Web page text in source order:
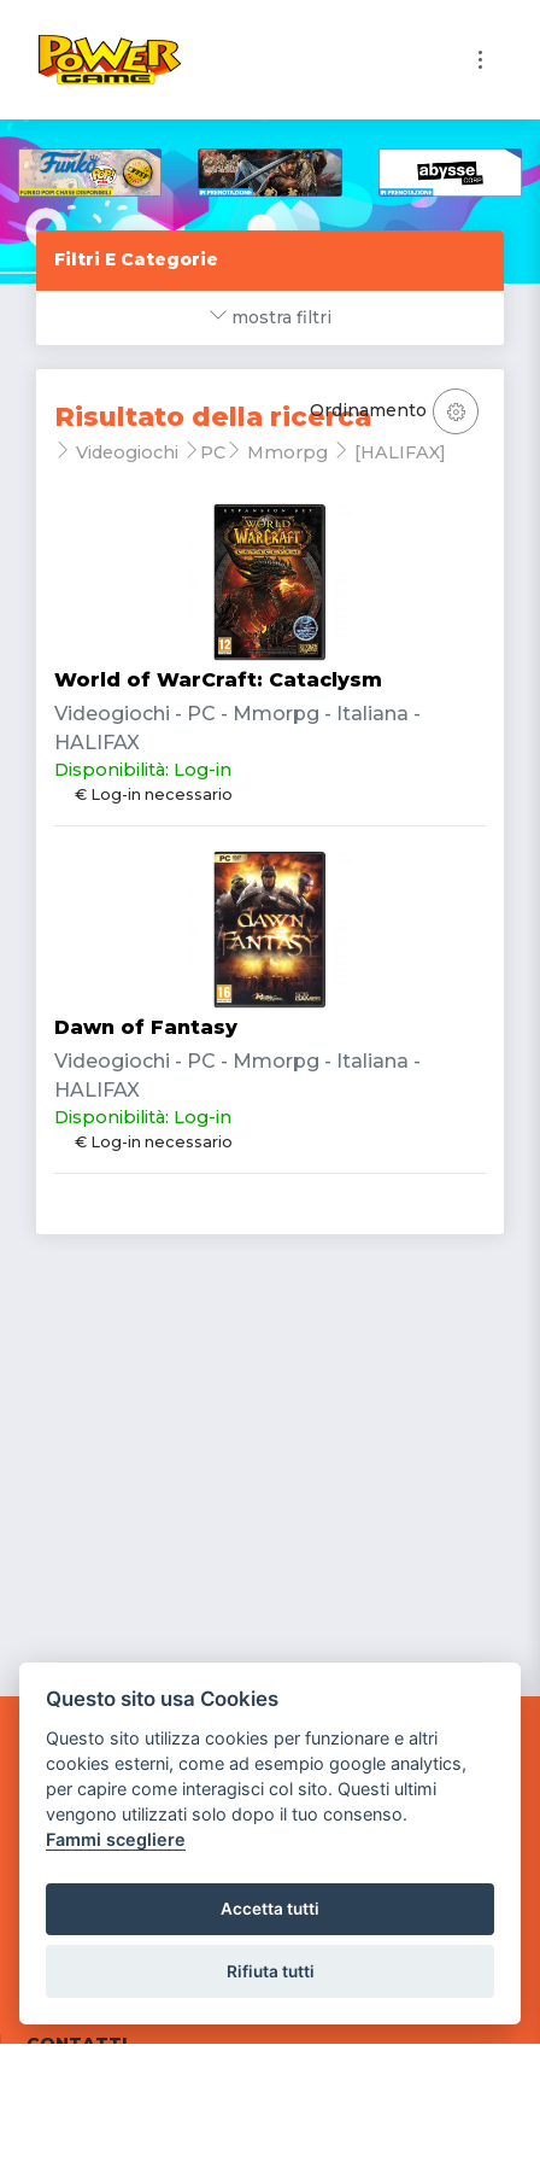
Filtri E Categorie
mostra filtri
Risultato della ricerca
Videogiochi PC Mmorpg [HALIFAX]
Ordinamento
World of WarCraft: Cataclysm
Videogiochi - PC - Mmorpg - Italiana -
HALIFAX
Disponibilità: Log-in
€ Log-in necessario
Dawn of Fantasy
Videogiochi - PC - Mmorpg - Italiana -
HALIFAX
Disponibilità: Log-in
€ Log-in necessario
POWER GAME SRL
Sede Legale
via Villaggio dei Platani, 3
via Industriale, 2 - 25082 Botticino, BS
Partita iva 03308130982
CONTATTI
Questo sito usa Cookies
Questo sito utilizza cookies per funzionare e altri
cookies esterni, come ad esempio google analytics,
per capire come interagisci col sito. Questi ultimi
vengono utilizzati solo dopo il tuo consenso.
Fammi scegliere
Accetta tutti
Rifiuta tutti